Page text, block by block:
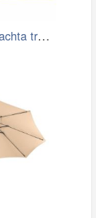
Velká stínící plachta trojcípá 4m